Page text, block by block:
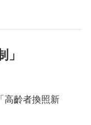
高齡者換照新